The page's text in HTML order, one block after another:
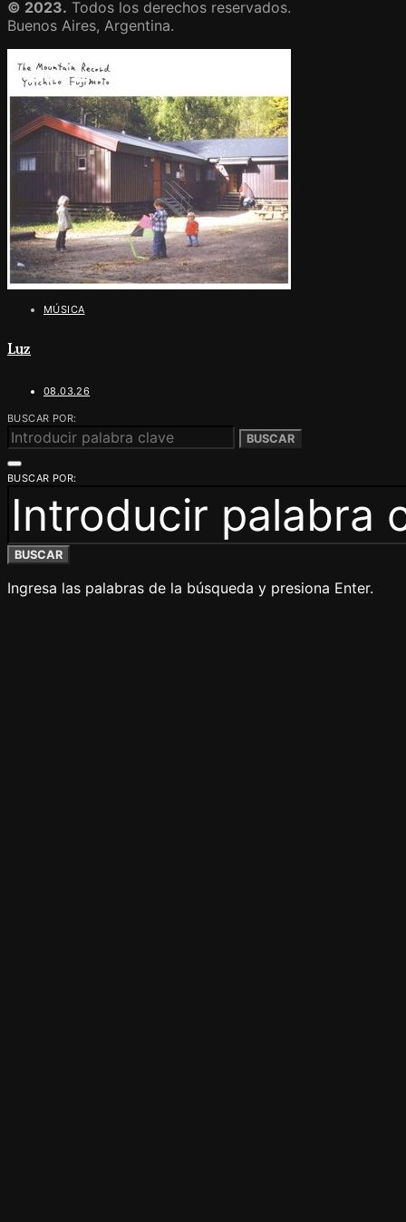
© 2023. Todos los derechos reservados.
Buenos Aires, Argentina.
MÚSICA
Luz
08.03.26
BUSCAR POR:
BUSCAR
BUSCAR POR:
BUSCAR
Ingresa las palabras de la búsqueda y presiona Enter.